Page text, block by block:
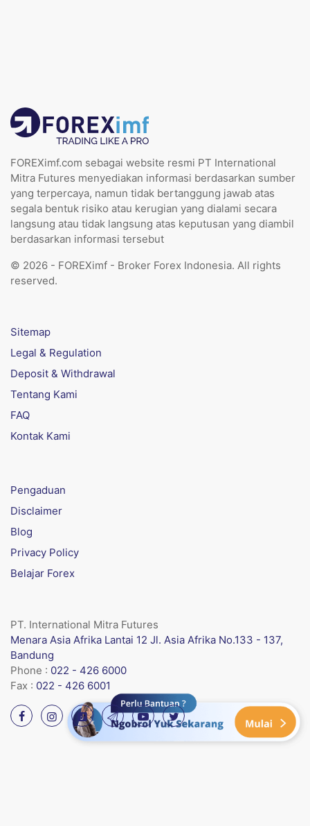
FOREXimf.com sebagai website resmi PT International
Mitra Futures menyediakan informasi berdasarkan sumber
yang terpercaya, namun tidak bertanggung jawab atas
segala bentuk risiko atau kerugian yang dialami secara
langsung atau tidak langsung atas keputusan yang diambil
berdasarkan informasi tersebut
© 2026 - FOREXimf - Broker Forex Indonesia. All rights
reserved.
Sitemap
Legal & Regulation
Deposit & Withdrawal
Tentang Kami
FAQ
Kontak Kami
Pengaduan
Disclaimer
Blog
Privacy Policy
Belajar Forex
PT. International Mitra Futures
Menara Asia Afrika Lantai 12 Jl. Asia Afrika No.133 - 137,
Bandung
Phone : 022 - 426 6000
Fax : 022 - 426 6001